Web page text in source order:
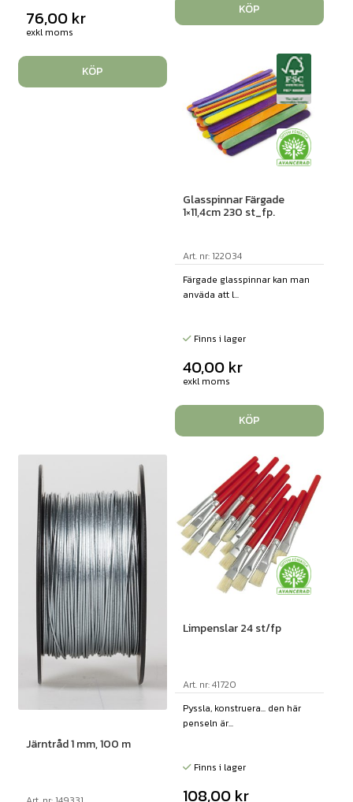
76,00 kr
exkl moms
KÖP
KÖP
Glasspinnar Färgade
1×11,4cm 230 st_fp.
Art. nr: 122034
Färgade glasspinnar kan man
anväda att l...
Finns i lager
40,00 kr
exkl moms
KÖP
Järntråd 1 mm, 100 m
Limpenslar 24 st/fp
Art. nr: 41720
Pyssla, konstruera... den här
penseln är...
Finns i lager
108,00 kr